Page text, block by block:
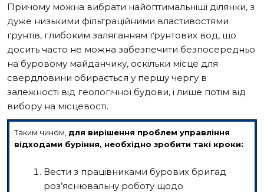
Причому можна вибрати найоптимальніші ділянки, з
дуже низькими фільтраційними властивостями
ґрунтів, глибоким заляганням ґрунтових вод, що
досить часто не можна забезпечити безпосередньо
на буровому майданчику, оскільки місце для
свердловини обирається у першу чергу в
залежності від геологічної будови, і лише потім від
вибору на місцевості.
Таким чином, для вирішення проблем управління
відходами буріння, необхідно зробити такі кроки:
Вести з працівниками бурових бригад
роз’яснювальну роботу щодо